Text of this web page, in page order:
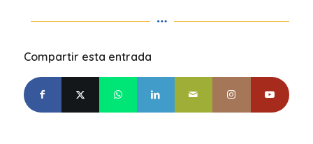
Compartir esta entrada